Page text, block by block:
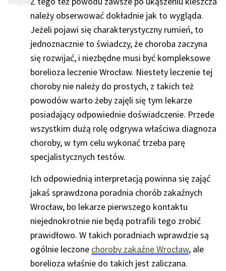
należy obserwować dokładnie jak to wygląda.
Jeżeli pojawi się charakterystyczny rumień, to
jednoznacznie to świadczy, że choroba zaczyna
się rozwijać, i niezbędne musi być kompleksowe
borelioza leczenie Wrocław. Niestety leczenie tej
choroby nie należy do prostych, z takich też
powodów warto żeby zajęli się tym lekarze
posiadający odpowiednie doświadczenie. Przede
wszystkim dużą rolę odgrywa właściwa diagnoza
choroby, w tym celu wykonać trzeba parę
specjalistycznych testów.
Ich odpowiednią interpretacją powinna się zająć
jakaś sprawdzona poradnia chorób zakaźnych
Wrocław, bo lekarze pierwszego kontaktu
niejednokrotnie nie będą potrafili tego zrobić
prawidłowo. W takich poradniach wprawdzie są
ogólnie leczone choroby zakaźne Wrocław, ale
borelioza właśnie do takich jest zaliczana.